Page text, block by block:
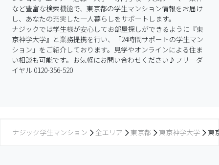
など豊富な検索機能で、東京都の学生マンション情報をお届け
し、あなたの充実した一人暮らしをサポートします。
ナジックでは学生様が安心してお部屋探しができるように『東
京神学大学』と業務提携を行い、「24時間サポートの学生マン
ション」をご紹介しております。見学やオンラインによる住ま
い相談も可能です。お気軽にお問い合わせください♪フリーダ
イヤル 0120-356-520
ナジック学生マンション 全エリア 東京都 東京神学大学 東